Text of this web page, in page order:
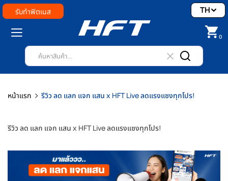
รับทำฟิตเนส
0
TH
หน้าแรก รีวิว ลด แลก แจก แสน x HFT Live ลดแรงแซงทุกโปร!
รีวิว ลด แลก แจก แสน x HFT Live ลดแรงแซงทุกโปร!